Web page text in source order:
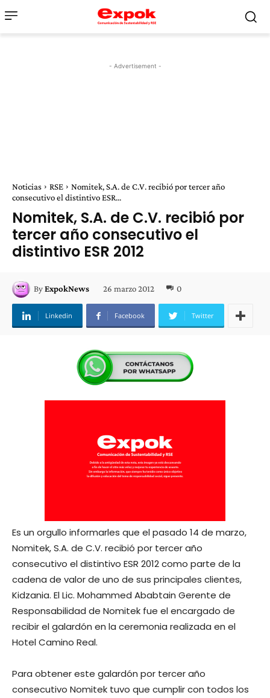
- Advertisement -
Noticias RSE
Nomitek, S.A. de C.V. recibió por tercer año
consecutivo el distintivo ESR...
Nomitek, S.A. de C.V. recibió por
tercer año consecutivo el
distintivo ESR 2012
ByExpokNews 26 marzo 2012 0
Linkedin Facebook Twitter
Es un orgullo informarles que el pasado 14 de marzo,
Nomitek, S.A. de C.V. recibió por tercer año
consecutivo el distintivo ESR 2012 como parte de la
cadena de valor de uno de sus principales clientes,
Kidzania. El Lic. Mohammed Ababtain Gerente de
Responsabilidad de Nomitek fue el encargado de
recibir el galardón en la ceremonia realizada en el
Hotel Camino Real.
Para obtener este galardón por tercer año
consecutivo Nomitek tuvo que cumplir con todos los